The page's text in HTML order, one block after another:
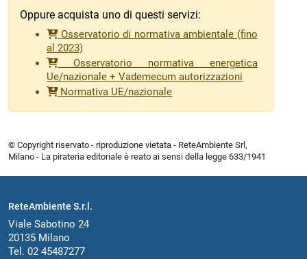
Oppure acquista uno di questi servizi:
Osservatorio di normativa ambientale (fino
al 2023)
Osservatorio normativa energetica
Ue/nazionale + Vademecum autorizzazioni
Normativa UE/nazionale
© Copyright riservato - riproduzione vietata - ReteAmbiente Srl,
Milano - La pirateria editoriale è reato ai sensi della legge 633/1941
ReteAmbiente S.r.l.
Viale Sabotino 24
20135 Milano
Tel. 02 45487277